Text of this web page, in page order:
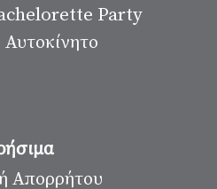
Party
Απορρήτου